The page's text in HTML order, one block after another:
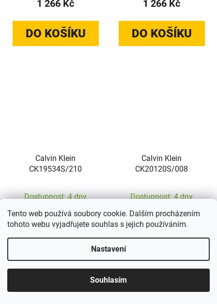
Tento web používá soubory cookie. Dalším procházením
tohoto webu vyjadřujete souhlas s jejich používáním.
Nastavení
Souhlasím
1 266 Kč
DO KOŠÍKU
1 266 Kč
DO KOŠÍKU
Calvin Klein
CK19534S/210
Dostupnost: 4 dny
1 266 Kč
Calvin Klein
CK20120S/008
Dostupnost: 4 dny
1 266 Kč